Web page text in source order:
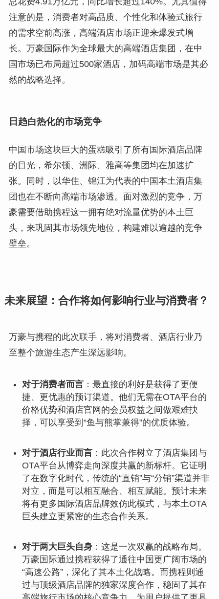
注意的是，消费者对高品质、个性化和体验式旅行
的需求空前高涨，高端酒店市场正迎来爆发式增
长。万豪国际作为全球最大的高端酒店集团，在中
国市场已布局超过500家酒店，加码高端市场是其必
然的战略选择。
日趋白热化的市场竞争
中国市场这块巨大的蛋糕吸引了所有国际酒店品牌
的目光，希尔顿、洲际、雅高等集团均在加速扩
张。同时，以华住、锦江为代表的中国本土酒店集
团也在不断向高端市场渗透。面对激烈的竞争，万
豪需要借助携程这一拥有绝对流量优势的本土巨
头，来巩固其市场领先地位，构建难以逾越的竞争
壁垒。
未来展望：合作将如何影响行业与消费者？
万豪与携程的此次联手，将对消费者、酒店行业乃
至整个旅游生态产生深远影响。
对于消费者而言：最直接的利好是获得了更便
捷、更优惠的预订渠道。他们无需在OTA平台的
价格优势和酒店官网的会员权益之间做艰难抉
择，可以享受到“鱼与熊掌兼得”的优质体验。
对于酒店行业而言：此次合作树立了酒店集团与
OTA平台从博弈走向深度共赢的新标杆。它证明
了在数字化时代，传统的“直销”与“分销”渠道并非
对立，而是可以相互融合、相互赋能。预计未来
将有更多国际酒店品牌效仿此模式，与本土OTA
巨头建立更紧密的生态合作关系。
对于两大巨头自身：这是一次双赢的战略布局。
万豪国际通过携程获得了通往中国更广阔市场的
“高速公路”，深化了其本土化战略。而携程则通
过与顶级酒店品牌的独家深度合作，稳固了其在